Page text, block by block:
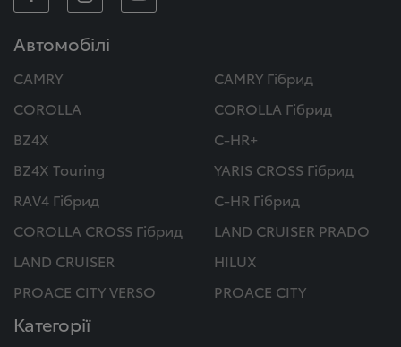
Автомобілі
CAMRY
CAMRY Гібрид
COROLLA
COROLLA Гібрид
BZ4X
C-HR+
BZ4X Touring
YARIS CROSS Гібрид
RAV4 Гібрид
C-HR Гібрид
COROLLA CROSS Гібрид
LAND CRUISER PRADO
LAND CRUISER
HILUX
PROACE CITY VERSO
PROACE CITY
Категорії